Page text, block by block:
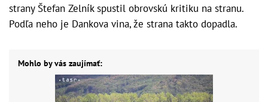
strany Štefan Zelník spustil obrovskú kritiku na stranu.
Podľa neho je Dankova vina, že strana takto dopadla.
Mohlo by vás zaujímať: